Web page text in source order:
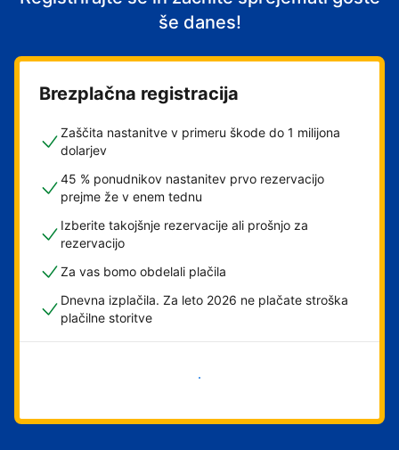
še danes!
Brezplačna registracija
Zaščita nastanitve v primeru škode do 1 milijona
dolarjev
45 % ponudnikov nastanitev prvo rezervacijo
prejme že v enem tednu
Izberite takojšnje rezervacije ali prošnjo za
rezervacijo
Za vas bomo obdelali plačila
Dnevna izplačila. Za leto 2026 ne plačate stroška
plačilne storitve